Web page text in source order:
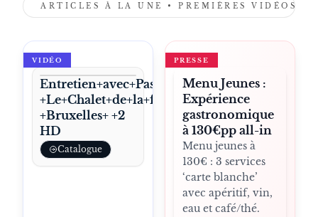
ARTICLES À LA UNE • PREMIÈRES VIDÉOS •
VIDÉO
Entretien+avec+Pascal+Devalkeneer+
+Le+Chalet+de+la+forêt
+Bruxelles+ +2
HD
Catalogue
PRESSE
Menu Jeunes :
Expérience
gastronomique
à 130€pp all-in
Menu jeunes à
130€ : 3 services
‘carte blanche’
avec apéritif, vin,
eau et café/thé.